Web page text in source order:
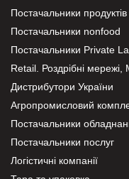
Постачальники
Постачальники nonfood
Постачальники Private
Retail. Роздрібні мережі,
Дистрибутори України
Агропромисловий
Постачальники
Постачальники послуг
Логістичні компанії